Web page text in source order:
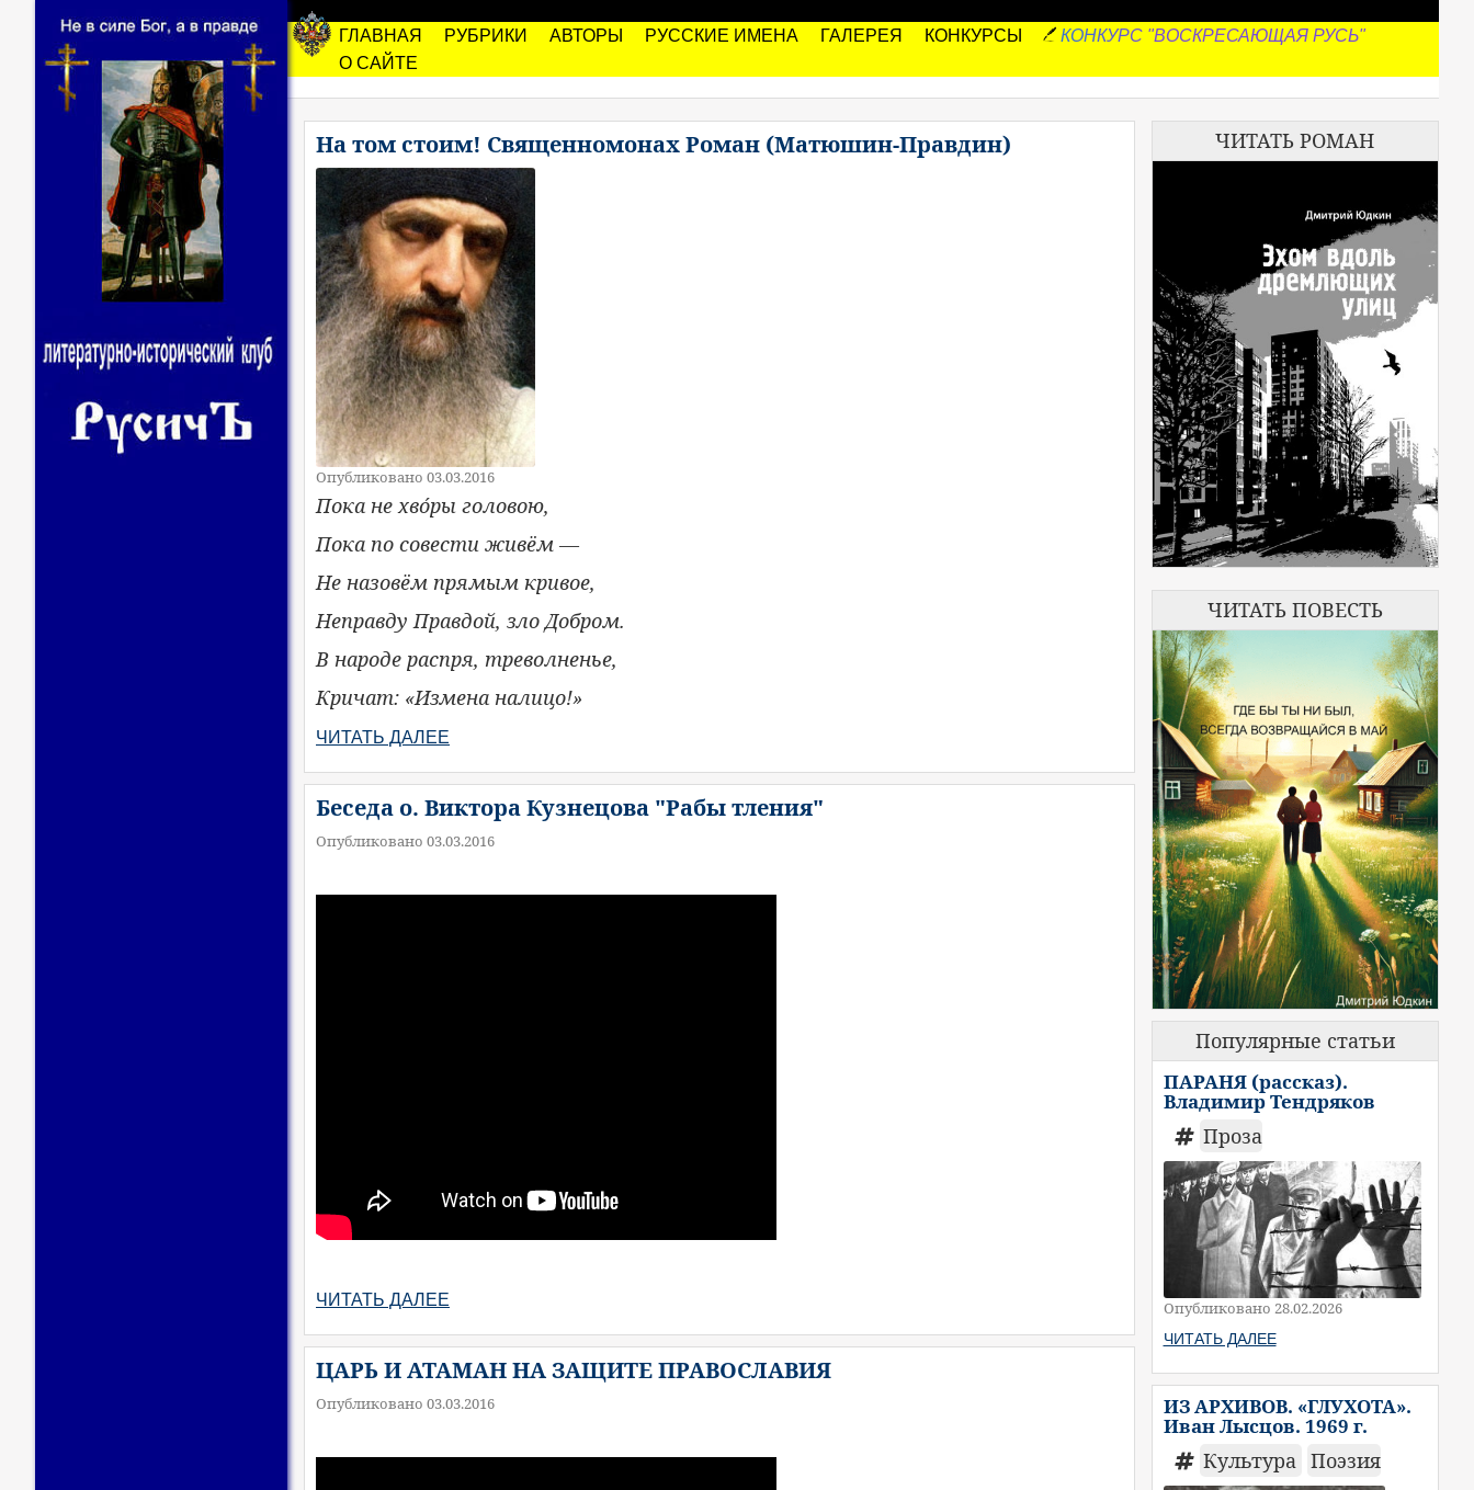
ГЛАВНАЯ РУБРИКИ АВТОРЫ РУССКИЕ ИМЕНА ГАЛЕРЕЯ КОНКУРСЫ
КОНКУРС "ВОСКРЕСАЮЩАЯ РУСЬ"
О САЙТЕ
На том стоим! Священномонах Роман (Матюшин-Правдин)
Опубликовано 03.03.2016
Пока не хво́ры головою,
Пока по совести живём —
Не назовём прямым кривое,
Неправду Правдой, зло Добром.
В народе распря, треволненье,
Кричат: «Измена налицо!»
ЧИТАТЬ ДАЛЕЕ
Беседа о. Виктора Кузнецова "Рабы тления"
Опубликовано 03.03.2016
ЧИТАТЬ ДАЛЕЕ
ЦАРЬ И АТАМАН НА ЗАЩИТЕ ПРАВОСЛАВИЯ
Опубликовано 03.03.2016
ЧИТАТЬ РОМАН
ЧИТАТЬ ПОВЕСТЬ
Популярные статьи
ПАРАНЯ (рассказ).
Владимир Тендряков
Проза
Опубликовано 28.02.2026
ЧИТАТЬ ДАЛЕЕ
ИЗ АРХИВОВ. «ГЛУХОТА».
Иван Лысцов. 1969 г.
Культура Поэзия